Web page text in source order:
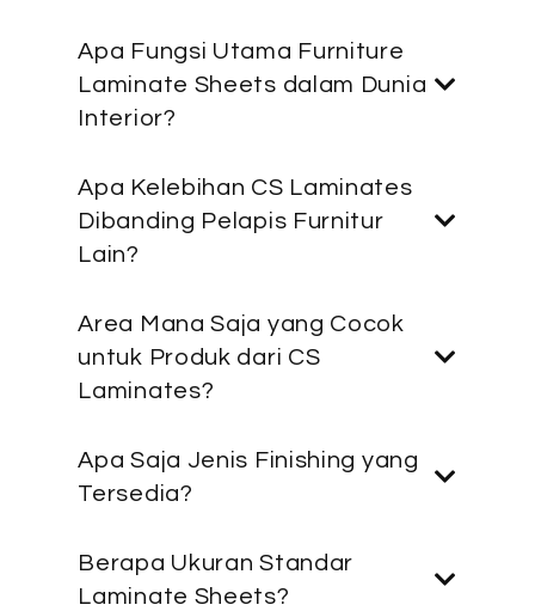
Apa Fungsi Utama Furniture
Laminate Sheets dalam Dunia
Interior?
Apa Kelebihan CS Laminates
Dibanding Pelapis Furnitur
Lain?
Area Mana Saja yang Cocok
untuk Produk dari CS
Laminates?
Apa Saja Jenis Finishing yang
Tersedia?
Berapa Ukuran Standar
Laminate Sheets?